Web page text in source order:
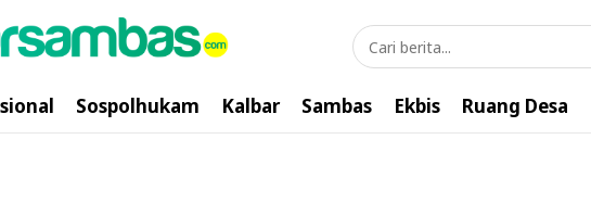
Sospolhukam Kalbar Sambas Ekbis Ruang Desa